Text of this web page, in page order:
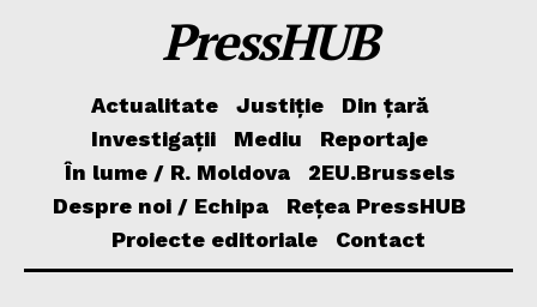
PressHUB
Actualitate Justiție
Din țară
Investigații
Mediu
Reportaje
În lume / R. Moldova
2EU.Brussels
Despre noi / Echipa
Rețea PressHUB
Proiecte editoriale
Contact